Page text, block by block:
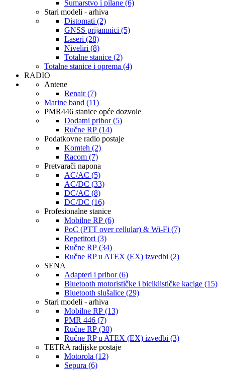
Šumarstvo i pilane (6)
Stari modeli - arhiva
Distomati (2)
GNSS prijamnici (5)
Laseri (28)
Niveliri (8)
Totalne stanice (2)
Totalne stanice i oprema (4)
RADIO
Antene
Renair (7)
Marine band (11)
PMR446 stanice opće dozvole
Dodatni pribor (5)
Ručne RP (14)
Podatkovne radio postaje
Komteh (2)
Racom (7)
Pretvarači napona
AC/AC (5)
AC/DC (33)
DC/AC (8)
DC/DC (16)
Profesionalne stanice
Mobilne RP (6)
PoC (PTT over cellular) & Wi-Fi (7)
Repetitori (3)
Ručne RP (34)
Ručne RP u ATEX (EX) izvedbi (2)
SENA
Adapteri i pribor (6)
Bluetooth motorističke i biciklističke kacige (15)
Bluetooth slušalice (29)
Stari modeli - arhiva
Mobilne RP (13)
PMR 446 (7)
Ručne RP (30)
Ručne RP u ATEX (EX) izvedbi (3)
TETRA radijske postaje
Motorola (12)
Sepura (6)